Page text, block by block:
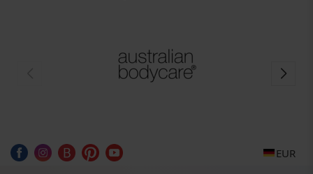
EUR